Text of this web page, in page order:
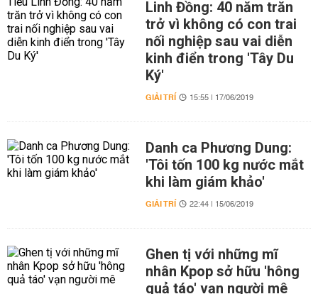
Linh Đồng: 40 năm trăn
trở vì không có con trai
nối nghiệp sau vai diễn
kinh điển trong 'Tây Du
Ký'
GIẢI TRÍ 15:55 | 17/06/2019
Danh ca Phương Dung:
'Tôi tốn 100 kg nước mắt
khi làm giám khảo'
GIẢI TRÍ 22:44 | 15/06/2019
Ghen tị với những mĩ
nhân Kpop sở hữu 'hông
quả táo' vạn người mê